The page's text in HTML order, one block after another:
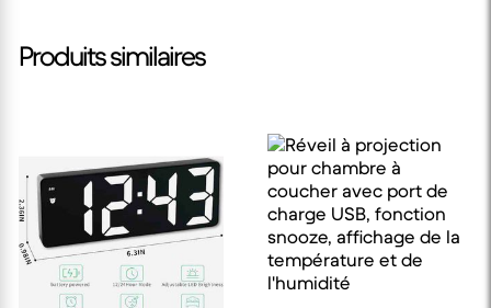
Produits similaires